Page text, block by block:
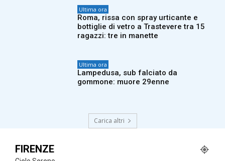
Ultima ora
Roma, rissa con spray urticante e
bottiglie di vetro a Trastevere tra 15
ragazzi: tre in manette
Ultima ora
Lampedusa, sub falciato da
gommone: muore 29enne
Carica altri
FIRENZE